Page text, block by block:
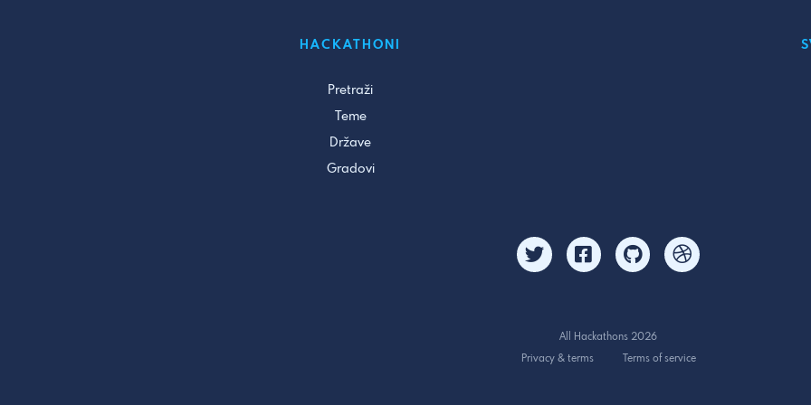
HACKATHONI
Pretraži
Teme
Države
Gradovi
All Hackathons 2026
Privacy & terms
Terms of service